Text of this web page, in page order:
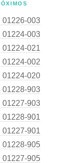
01226-003
01224-003
01224-021
01224-002
01224-020
01228-903
01227-903
01228-901
01227-901
01228-905
01227-905